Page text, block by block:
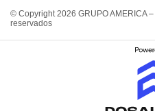
© Copyright 2026 GRUPO AMERICA
reservados